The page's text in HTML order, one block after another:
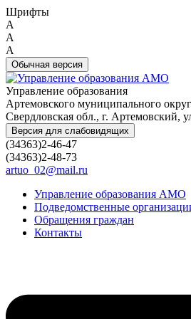
Шрифты
A
A
A
Обычная версия
Управление образования
Артемовского муниципального
Свердловская обл., г. Артемовский,
Версия для слабовидящих
(34363)2-46-47
(34363)2-48-73
artuo_02@mail.ru
Управление образования АМО
Подведомственные
Обращения граждан
Контакты